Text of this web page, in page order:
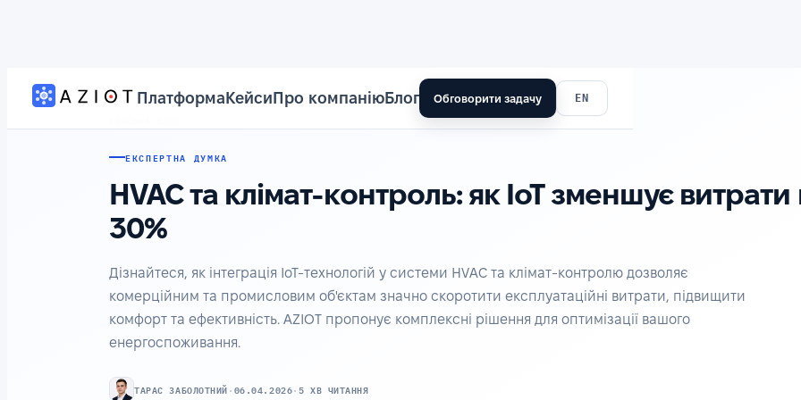
ПлатформаКейсиПро компаніюБлог Обговорити задачу EN
ЕКСПЕРТНА ДУМКА
HVAC та клімат-контроль: як IoT зменшує витрати
30%
Дізнайтеся, як інтеграція IoT-технологій у системи HVAC та клімат-контролю дозволяє
комерційним та промисловим об'єктам значно скоротити експлуатаційні витрати, підвищити
комфорт та ефективність. AZIOT пропонує комплексні рішення для оптимізації вашого
енергоспоживання.
ТАРАС ЗАБОЛОТНИЙ·06.04.2026·5 ХВ ЧИТАННЯ